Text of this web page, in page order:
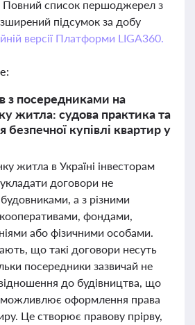
Повний список першоджерел з
підсумок за добу
версії Платформи LIGA360.
з посередниками на
житла: судова практика та
безпечної купівлі квартир у
житла в Україні інвесторам
договори не
а з різними
фондами,
або фізичними особами.
що такі договори несуть
посередники зазвичай не
до будівництва, що
оформлення права
Це створює правову прірву,